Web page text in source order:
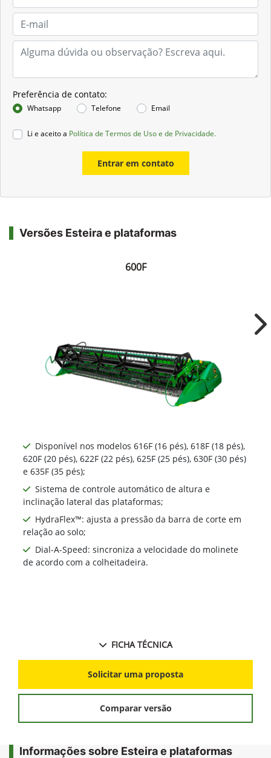
Preferência de contato:
Whatsapp Telefone Email
Li e aceito a Política de Termos de Uso e de Privacidade.
Entrar em contato
Versões Esteira e plataformas
600F
Disponível nos modelos 616F (16 pés), 618F (18 pés),
620F (20 pés), 622F (22 pés), 625F (25 pés), 630F (30 pés)
e 635F (35 pés);
Sistema de controle automático de altura e
inclinação lateral das plataformas;
HydraFlex™: ajusta a pressão da barra de corte em
relação ao solo;
Dial-A-Speed: sincroniza a velocidade do molinete
de acordo com a colheitadeira.
FICHA TÉCNICA
Solicitar uma proposta
Comparar versão
Informações sobre Esteira e plataformas